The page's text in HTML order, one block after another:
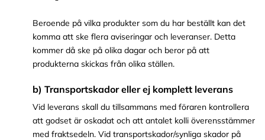
Beroende på vilka produkter som du har beställt kan det
komma att ske flera aviseringar och leveranser. Detta
kommer då ske på olika dagar och beror på att
produkterna skickas från olika ställen.
b) Transportskador eller ej komplett leverans
Vid leverans skall du tillsammans med föraren kontrollera
att godset är oskadat och att antalet kolli överensstämmer
med fraktsedeln. Vid transportskador/synliga skador på